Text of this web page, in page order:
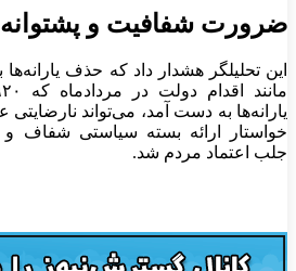
ضرورت شفافیت و
این تحلیلگر هشدار داد که حذف
یارانه‌ها به دست آمد، می‌تواند
خواستار ارائه بسته سیاستی شفاف و
جلب اعتماد مردم شد.